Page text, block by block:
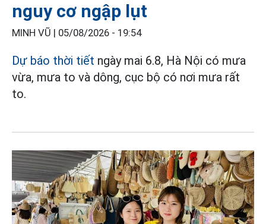
nguy cơ ngập lụt
MINH VŨ | 05/08/2026 - 19:54
Dự báo thời tiết ngày mai 6.8, Hà Nội có mưa
vừa, mưa to và dông, cục bộ có nơi mưa rất
to.